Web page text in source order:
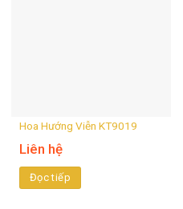
Hoa Hướng Viễn KT9019
Liên hệ
Đọc tiếp